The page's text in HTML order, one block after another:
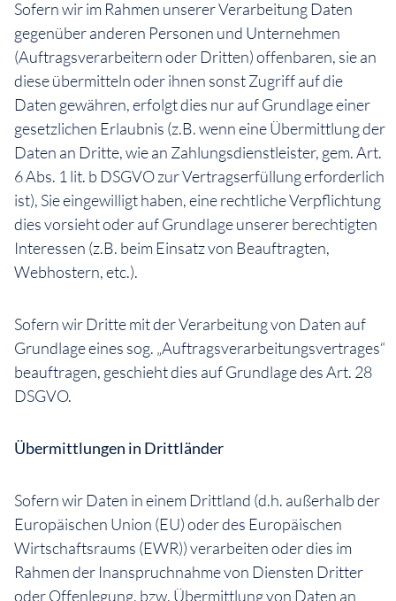
Sofern wir im Rahmen unserer Verarbeitung Daten
gegenüber anderen Personen und Unternehmen
(Auftragsverarbeitern oder Dritten) offenbaren, sie an
diese übermitteln oder ihnen sonst Zugriff auf die
Daten gewähren, erfolgt dies nur auf Grundlage einer
gesetzlichen Erlaubnis (z.B. wenn eine Übermittlung der
Daten an Dritte, wie an Zahlungsdienstleister, gem. Art.
6 Abs. 1 lit. b DSGVO zur Vertragserfüllung erforderlich
ist), Sie eingewilligt haben, eine rechtliche Verpflichtung
dies vorsieht oder auf Grundlage unserer berechtigten
Interessen (z.B. beim Einsatz von Beauftragten,
Webhostern, etc.).
Sofern wir Dritte mit der Verarbeitung von Daten auf
Grundlage eines sog. „Auftragsverarbeitungsvertrages“
beauftragen, geschieht dies auf Grundlage des Art. 28
DSGVO.
Übermittlungen in Drittländer
Sofern wir Daten in einem Drittland (d.h. außerhalb der
Europäischen Union (EU) oder des Europäischen
Wirtschaftsraums (EWR)) verarbeiten oder dies im
Rahmen der Inanspruchnahme von Diensten Dritter
oder Offenlegung, bzw. Übermittlung von Daten an